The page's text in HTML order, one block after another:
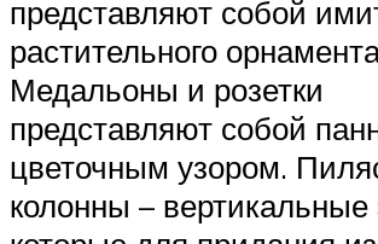
представляют собой
растительного
Медальоны и розетки
представляют собой
цветочным узором.
колонны –